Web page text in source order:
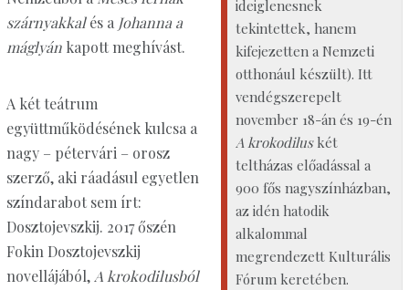
ideiglenesnek
tekintettek, hanem
kifejezetten a Nemzeti
otthonául készült). Itt
vendégszerepelt
november 18-án és 19-én
A krokodiluskét
teltházas előadással a
900 fős nagyszínházban,
az idén hatodik
alkalommal
megrendezett Kulturális
Fórum keretében.
szárnyakkalés a Johanna a
máglyánkapott meghívást.
A két teátrum
együttműködésének kulcsa a
nagy – pétervári – orosz
szerző, aki ráadásul egyetlen
színdarabot sem írt:
Dosztojevszkij. 2017 őszén
Fokin Dosztojevszkij
novellájából,A krokodilusból